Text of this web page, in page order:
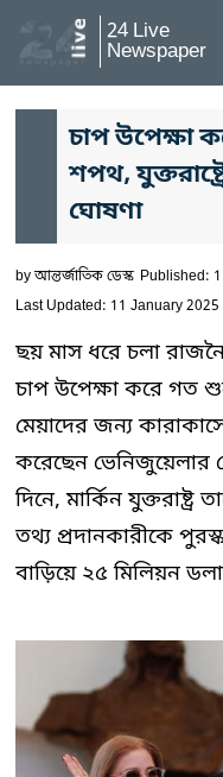
24 Live
Newspaper
চাপ উপেক্ষা
শপথ,
ঘোষণা
byআন্তর্জাতিক ডেস্ক Published:
Last Updated: 11 January 2025
ছয় মাস ধরে চলা
চাপ উপেক্ষা করে গত
মেয়াদের জন্য
করেছেন ভেনিজুয়েলার
দিনে, মার্কিন যুক্তরাষ্ট্র
তথ্য প্রদানকারীকে
বাড়িয়ে ২৫ মিলিয়ন